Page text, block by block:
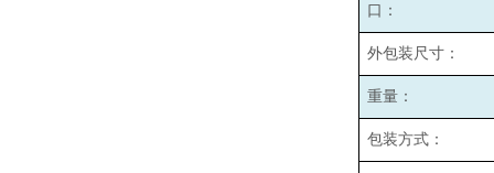
口：
外包装尺寸：
重量：
包装方式：